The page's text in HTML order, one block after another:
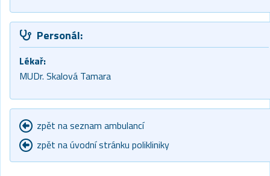
Personál:
Lékař:
MUDr. Skalová Tamara
zpět na seznam ambulancí
zpět na úvodní stránku polikliniky